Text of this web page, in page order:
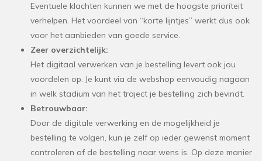
Eventuele klachten kunnen we met de hoogste prioriteit
verhelpen. Het voordeel van “korte lijntjes” werkt dus ook
voor het aanbieden van goede service.
Zeer overzichtelijk:
Het digitaal verwerken van je bestelling levert ook jou
voordelen op. Je kunt via de webshop eenvoudig nagaan
in welk stadium van het traject je bestelling zich bevindt.
Betrouwbaar:
Door de digitale verwerking en de mogelijkheid je
bestelling te volgen, kun je zelf op ieder gewenst moment
controleren of de bestelling naar wens is. Op deze manier